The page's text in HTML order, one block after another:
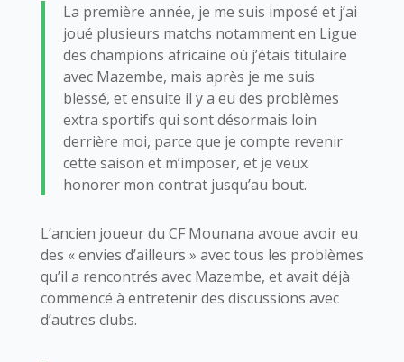
La première année, je me suis imposé et j’ai
joué plusieurs matchs notamment en Ligue
des champions africaine où j’étais titulaire
avec Mazembe, mais après je me suis
blessé, et ensuite il y a eu des problèmes
extra sportifs qui sont désormais loin
derrière moi, parce que je compte revenir
cette saison et m’imposer, et je veux
honorer mon contrat jusqu’au bout.
L’ancien joueur du CF Mounana avoue avoir eu
des « envies d’ailleurs » avec tous les problèmes
qu’il a rencontrés avec Mazembe, et avait déjà
commencé à entretenir des discussions avec
d’autres clubs.